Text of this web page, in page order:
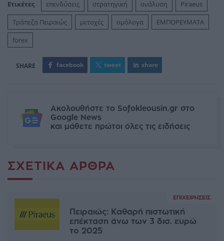
Ετικέτες επενδύσεις στρατηγική ανάλυση
Piraeus
Τράπεζα Πειραιώς
μετοχές ομόλογα
ΕΜΠΟΡΕΥΜΑΤΑ
forex
facebook tweet share
Ακολουθήστε το Sofokleousin.gr στο
Google News
και μάθετε πρώτοι όλες τις ειδήσεις
ΣΧΕΤΙΚΆ ΆΡΘΡΑ
ΕΠΙΧΕΙΡΉΣΕΙΣ
Πειραιώς: Kαθαρή πιστωτική
επέκταση άνω των 3 δισ. ευρώ
το 2025